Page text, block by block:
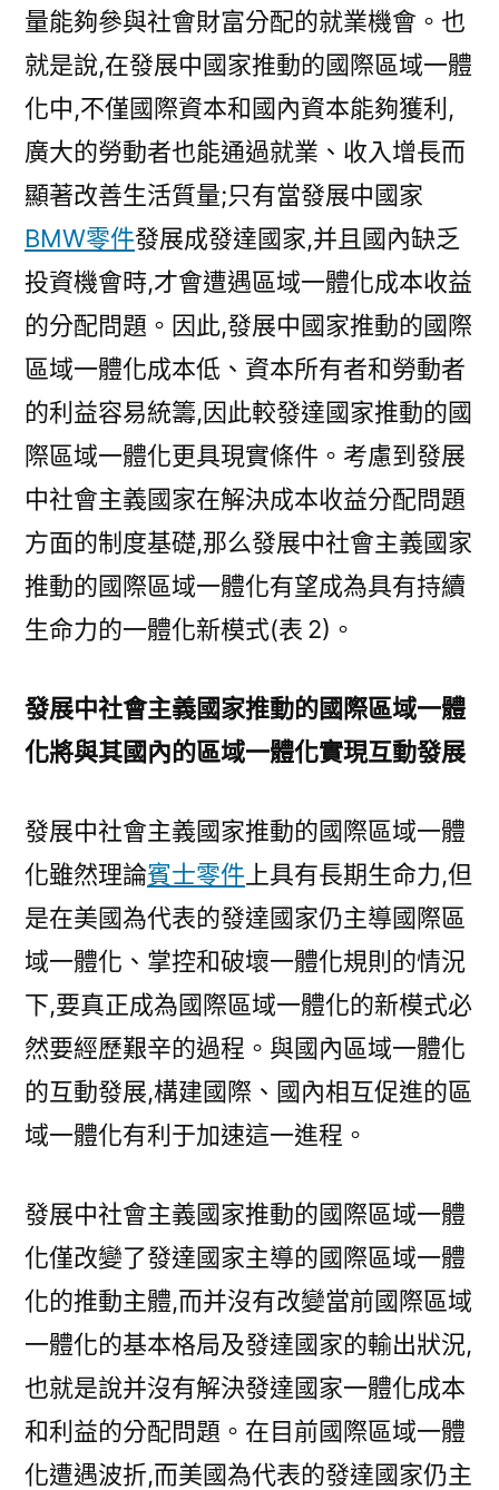
量能夠參與社會財富分配的就業機會。也
就是說,在發展中國家推動的國際區域一體
化中,不僅國際資本和國內資本能夠獲利,
廣大的勞動者也能通過就業、收入增長而
顯著改善生活質量;只有當發展中國家
BMW零件發展成發達國家,并且國內缺乏
投資機會時,才會遭遇區域一體化成本收益
的分配問題。因此,發展中國家推動的國際
區域一體化成本低、資本所有者和勞動者
的利益容易統籌,因此較發達國家推動的國
際區域一體化更具現實條件。考慮到發展
中社會主義國家在解決成本收益分配問題
方面的制度基礎,那么發展中社會主義國家
推動的國際區域一體化有望成為具有持續
生命力的一體化新模式(表 2)。
發展中社會主義國家推動的國際區域一體
化將與其國內的區域一體化實現互動發展
發展中社會主義國家推動的國際區域一體
化雖然理論賓士零件 上具有長期生命力,但
是在美國為代表的發達國家仍主導國際區
域一體化、掌控和破壞一體化規則的情況
下,要真正成為國際區域一體化的新模式必
然要經歷艱辛的過程。與國內區域一體化
的互動發展,構建國際、國內相互促進的區
域一體化有利于加速這一進程。
發展中社會主義國家推動的國際區域一體
化僅改變了發達國家主導的國際區域一體
化的推動主體,而并沒有改變當前國際區域
一體化的基本格局及發達國家的輸出狀況,
也就是說并沒有解決發達國家一體化成本
和利益的分配問題。在目前國際區域一體
化遭遇波折,而美國為代表的發達國家仍主